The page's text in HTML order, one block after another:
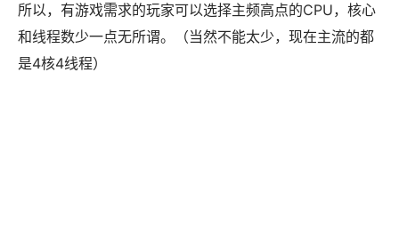
所以，有游戏需求的玩家可以选择主频高点的CPU，核心
和线程数少一点无所谓。（当然不能太少，现在主流的都
是4核4线程）